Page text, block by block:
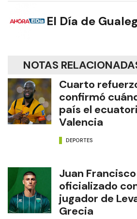
El Día de
NOTAS
Cuarto
confirmó
país el
Valencia
DEPORTES
Juan
oficializado
jugador de
Grecia